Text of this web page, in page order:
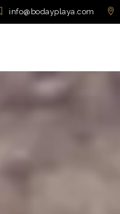
info@bodayplaya.com